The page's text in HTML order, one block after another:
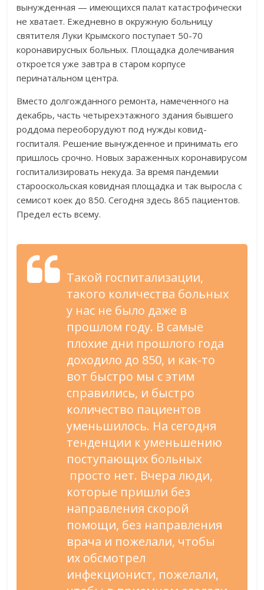
вынужденная — имеющихся палат катастрофически
не хватает. Ежедневно в окружную больницу
святителя Луки Крымского поступает 50-70
коронавирусных больных. Площадка долечивания
откроется уже завтра в старом корпусе
перинатальном центра.
Вместо долгожданного ремонта, намеченного на
декабрь, часть четырехэтажного здания бывшего
роддома переоборудуют под нужды ковид-
госпиталя. Решение вынужденное и принимать его
пришлось срочно. Новых зараженных коронавирусом
госпитализировать некуда. За время пандемии
старооскольская ковидная площадка и так выросла с
семисот коек до 850. Сегодня здесь 865 пациентов.
Предел есть всему.
Такой госпитализации,
такого количества больных
у нас не было даже в
прошлом году. В самые
плохие дни прошлого года
доходило до 850, и как-то
вот быстро мы с этим
справились, и быстро
количество пациентов
уменьшилось. На сегодня
тенденции к уменьшению
поступающих больных
просто нет. Вчера люди,
которые пришли без
направления скорой
помощи, без направления
врача и пожелали, чтобы
их обсмотрел
инфекционист, пожелали,